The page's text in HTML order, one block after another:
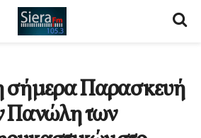
Παρασκευή
Πανώλη των